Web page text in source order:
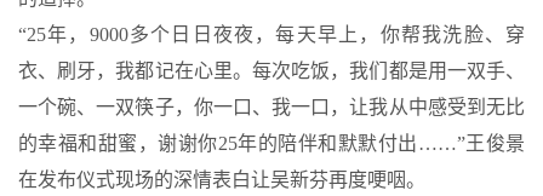
“25年，9000多个日日夜夜，每天早上，你帮我洗脸、穿
衣、刷牙，我都记在心里。每次吃饭，我们都是用一双手、
一个碗、一双筷子，你一口、我一口，让我从中感受到无比
的幸福和甜蜜，谢谢你25年的陪伴和默默付出……”王俊景
在发布仪式现场的深情表白让吴新芬再度哽咽。